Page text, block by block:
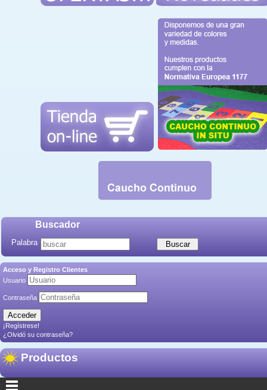
Buscador
Palabra
Acceso y Registro Clientes
Usuario
Contraseña
¡Regístrese!
¿Olvidó su contraseña?
Productos